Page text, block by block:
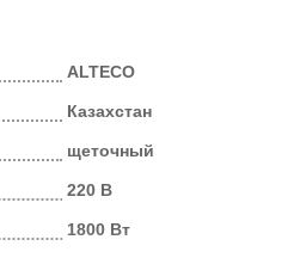
ALTECO
Казахстан
щеточный
220 В
1800 Вт